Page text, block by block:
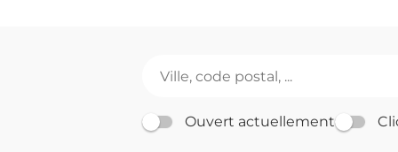
Ouvert actuellement